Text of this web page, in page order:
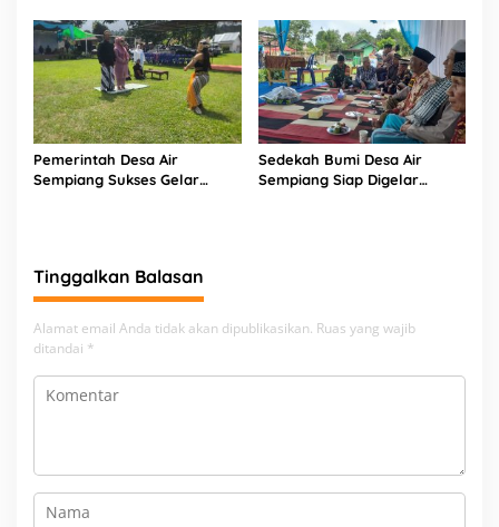
Sari Dorong Pembangunan
Partisipatif
Pemerintah Desa Air
Sempiang Sukses Gelar
Sedekah Bumi Desa Air
Sempiang Siap Digelar
Tinggalkan Balasan
Alamat email Anda tidak akan dipublikasikan. Ruas yang wajib
ditandai *